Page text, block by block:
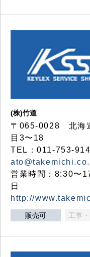
(株)竹道
〒065-0028 北海
目3〜18
TEL：011-753-
営業時間：8:30〜
日
http://
販売可 工事